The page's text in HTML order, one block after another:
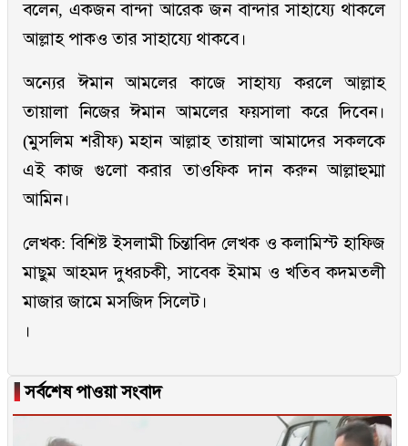
বলেন, একজন বান্দা আরেক জন বান্দার সাহায্যে থাকলে
আল্লাহ পাকও তার সাহায্যে থাকবে।
অন্যের ঈমান আমলের কাজে সাহায্য করলে আল্লাহ
তায়ালা নিজের ঈমান আমলের ফয়সালা করে দিবেন।
(মুসলিম শরীফ) মহান আল্লাহ তায়ালা আমাদের সকলকে
এই কাজ গুলো করার তাওফিক দান করুন আল্লাহুম্মা
আমিন।
লেখক: বিশিষ্ট ইসলামী চিন্তাবিদ লেখক ও কলামিস্ট হাফিজ
মাছুম আহমদ দুধরচকী, সাবেক ইমাম ও খতিব কদমতলী
মাজার জামে মসজিদ সিলেট।
।
▐সর্বশেষ পাওয়া সংবাদ